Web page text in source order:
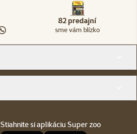
82 predajní
sme vám blízko
Stiahnite si aplikáciu Super zoo